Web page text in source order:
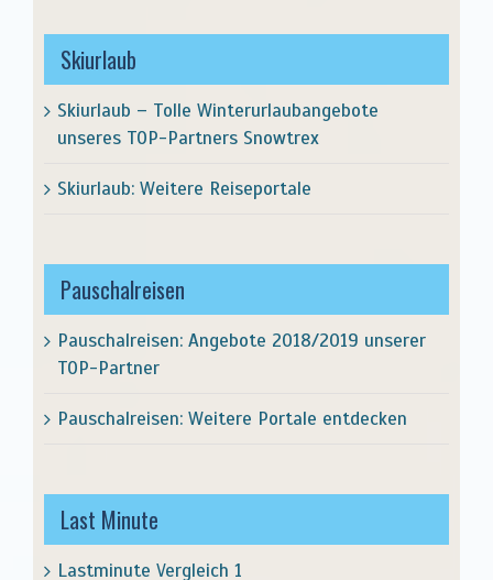
Skiurlaub
Skiurlaub – Tolle Winterurlaubangebote
unseres TOP-Partners Snowtrex
Skiurlaub: Weitere Reiseportale
Pauschalreisen
Pauschalreisen: Angebote 2018/2019 unserer
TOP-Partner
Pauschalreisen: Weitere Portale entdecken
Last Minute
Lastminute Vergleich 1